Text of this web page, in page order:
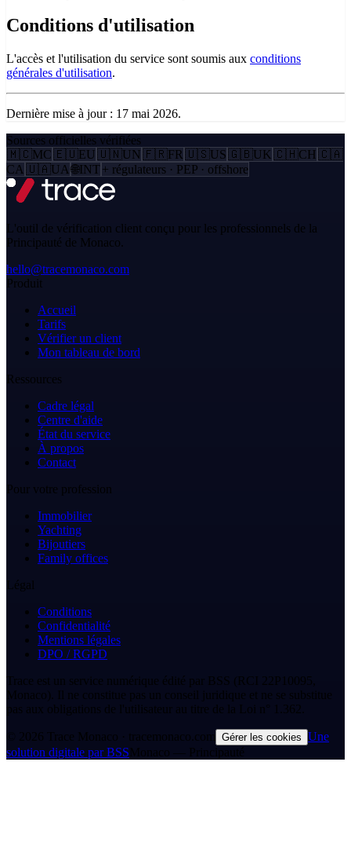
Conditions d'utilisation
L'accès et l'utilisation du service sont soumis aux conditions
générales d'utilisation.
Dernière mise à jour : 17 mai 2026.
Sources officielles vérifiées
🇲🇨MC🇪🇺EU🇺🇳UN🇫🇷FR 🇺🇸US🇬🇧UK 🇨🇭CH 🇨🇦
CA 🇺🇦UA 🌐INT + régulateurs · PEP · offshore
L'outil de vérification client conçu pour les professionnels de la
Principauté de Monaco.
hello@tracemonaco.com
Produit
Accueil
Tarifs
Vérifier un client
Mon tableau de bord
Ressources
Cadre légal
Centre d'aide
État du service
À propos
Contact
Pour votre profession
Immobilier
Yachting
Bijoutiers
Family offices
Légal
Conditions
Confidentialité
Mentions légales
DPO / RGPD
Trace est un service numérique édité par BSS (RCI 22P10095,
Monaco). Il ne constitue pas un conseil juridique et ne se substitue
pas aux obligations de l'utilisateur au titre de la Loi n° 1.362.
© 2026 Trace Monaco · tracemonaco.com Gérer les cookies Une
solution digitale par BSSMonaco — Principauté